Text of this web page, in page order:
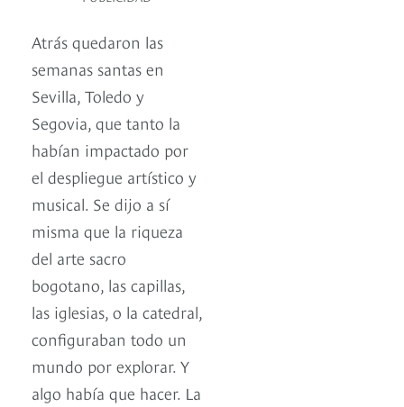
Atrás quedaron las
semanas santas en
Sevilla, Toledo y
Segovia, que tanto la
habían impactado por
el despliegue artístico y
musical. Se dijo a sí
misma que la riqueza
del arte sacro
bogotano, las capillas,
las iglesias, o la catedral,
configuraban todo un
mundo por explorar. Y
algo había que hacer. La